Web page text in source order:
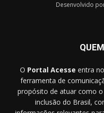
Desenvolvido
O Portal Acesse entra
ferramenta de
propósito de atuar como
inclusão do Brasil,